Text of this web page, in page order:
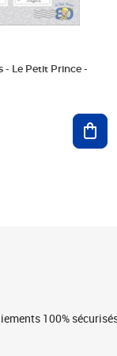
- Le Petit Prince -
100%